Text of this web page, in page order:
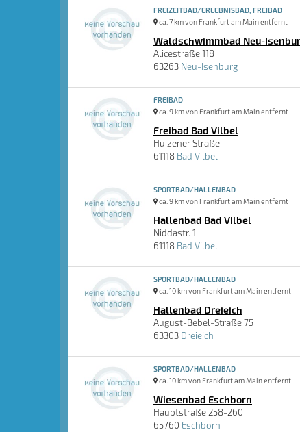
FREIZEITBAD/ERLEBNISBAD, FREIBAD
ca. 7 km von Frankfurt am Main entfernt
Waldschwimmbad Neu-
Alicestraße 118
63263 Neu-Isenburg
FREIBAD
ca. 9 km von Frankfurt am Main entfernt
Freibad Bad Vilbel
Huizener Straße
61118 Bad Vilbel
SPORTBAD/HALLENBAD
ca. 9 km von Frankfurt am Main entfernt
Hallenbad Bad Vilbel
Niddastr. 1
61118 Bad Vilbel
SPORTBAD/HALLENBAD
ca. 10 km von Frankfurt am Main entfernt
Hallenbad Dreieich
August-Bebel-Straße 75
63303 Dreieich
SPORTBAD/HALLENBAD
ca. 10 km von Frankfurt am Main entfernt
Wiesenbad Eschborn
Hauptstraße 258-260
65760 Eschborn